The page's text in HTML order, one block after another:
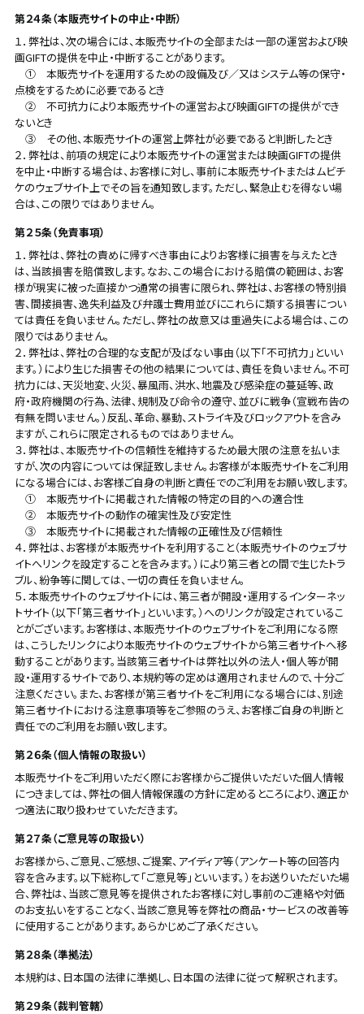
第２４条（本販売サイトの中止・中断）
１．弊社は、次の場合には、本販売サイトの全部または一部の運営および映
画GIFTの提供を中止・中断することがあります。
① 本販売サイトを運用するための設備及び／又はシステム等の保守・
点検をするために必要であるとき
② 不可抗力により本販売サイトの運営および映画GIFTの提供ができ
ないとき
③ その他、本販売サイトの運営上弊社が必要であると判断したとき
２．弊社は、前項の規定により本販売サイトの運営または映画GIFTの提供
を中止・中断する場合は、お客様に対し、事前に本販売サイトまたはムビチ
ケのウェブサイト上でその旨を通知致します。ただし、緊急止むを得ない場
合は、この限りではありません。
第２５条（免責事項）
１．弊社は、弊社の責めに帰すべき事由によりお客様に損害を与えたとき
は、当該損害を賠償致します。なお、この場合における賠償の範囲は、お客
様が現実に被った直接かつ通常の損害に限られ、弊社は、お客様の特別損
害、間接損害、逸失利益及び弁護士費用並びにこれらに類する損害につい
ては責任を負いません。ただし、弊社の故意又は重過失による場合は、この
限りではありません。
２．弊社は、弊社の合理的な支配が及ばない事由（以下「不可抗力」といい
ます。）により生じた損害その他の結果については、責任を負いません。不可
抗力には、天災地変、火災、暴風雨、洪水、地震及び感染症の蔓延等、政
府・政府機関の行為、法律、規制及び命令の遵守、並びに戦争（宣戦布告の
有無を問いません。）反乱、革命、暴動、ストライキ及びロックアウトを含み
ますが、これらに限定されるものではありません。
３．弊社は、本販売サイトの信頼性を維持するため最大限の注意を払いま
すが、次の内容については保証致しません。お客様が本販売サイトをご利用
になる場合には、お客様ご自身の判断と責任でのご利用をお願い致します。
① 本販売サイトに掲載された情報の特定の目的への適合性
② 本販売サイトの動作の確実性及び安定性
③ 本販売サイトに掲載された情報の正確性及び信頼性
４．弊社は、お客様が本販売サイトを利用すること（本販売サイトのウェブサ
イトへリンクを設定することを含みます。）により第三者との間で生じたトラ
ブル、紛争等に関しては、一切の責任を負いません。
５．本販売サイトのウェブサイトには、第三者が開設・運用するインターネッ
トサイト（以下「第三者サイト」といいます。）へのリンクが設定されているこ
とがございます。お客様は、本販売サイトのウェブサイトをご利用になる際
は、こうしたリンクにより本販売サイトのウェブサイトから第三者サイトへ移
動することがあります。当該第三者サイトは弊社以外の法人・個人等が開
設・運用するサイトであり、本規約等の定めは適用されませんので、十分ご
注意ください。また、お客様が第三者サイトをご利用になる場合には、別途
第三者サイトにおける注意事項等をご参照のうえ、お客様ご自身の判断と
責任でのご利用をお願い致します。
第２６条（個人情報の取扱い）
本販売サイトをご利用いただく際にお客様からご提供いただいた個人情報
につきましては、弊社の個人情報保護の方針に定めるところにより、適正か
つ適法に取り扱わせていただきます。
第２７条（ご意見等の取扱い）
お客様から、ご意見、ご感想、ご提案、アイディア等（アンケート等の回答内
容を含みます。以下総称して「ご意見等」といいます。）をお送りいただいた場
合、弊社は、当該ご意見等を提供されたお客様に対し事前のご連絡や対価
のお支払いをすることなく、当該ご意見等を弊社の商品・サービスの改善等
に使用することがあります。あらかじめご了承ください。
第２８条（準拠法）
本規約は、日本国の法律に準拠し、日本国の法律に従って解釈されます。
第２９条（裁判管轄）